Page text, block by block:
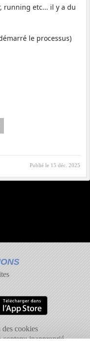
running etc... il y a du
le processus)
Publié le 15 déc. 2025
des cookies
contenu inapproprié